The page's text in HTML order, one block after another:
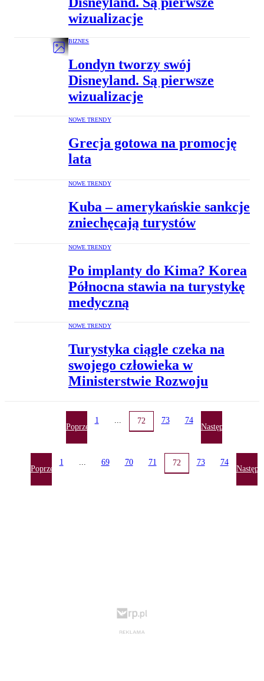
wizualizacje
BIZNES
Londyn tworzy swój
Disneyland. Są pierwsze
wizualizacje
NOWE TRENDY
Grecja gotowa na promocję
lata
NOWE TRENDY
Kuba – amerykańskie sankcje
zniechęcają turystów
NOWE TRENDY
Po implanty do Kima? Korea
Północna stawia na turystykę
medyczną
NOWE TRENDY
Turystyka ciągle czeka na
swojego człowieka w
Ministerstwie Rozwoju
Poprzednia
1 72 73 74
Następna
Poprzednia
1 69 70 71 72 73 74